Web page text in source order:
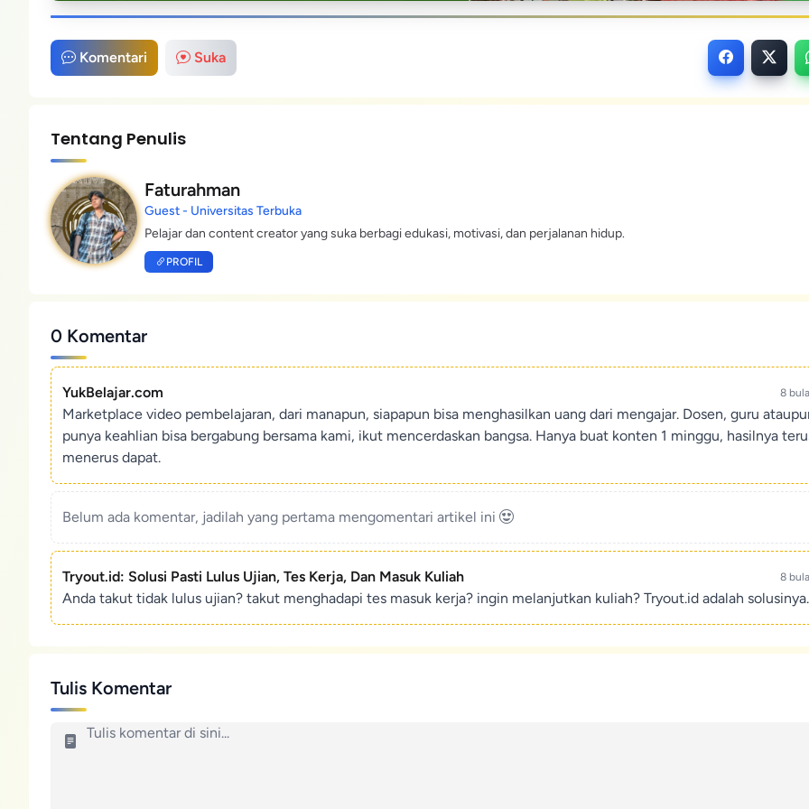
Komentari Suka
Tentang Penulis
Faturahman
Guest - Universitas Terbuka
Pelajar dan content creator yang suka berbagi edukasi, motivasi, dan perjalanan hidup.
PROFIL
0 Komentar
YukBelajar.com 8
Marketplace video pembelajaran, dari manapun, siapapun bisa menghasilkan uang dari mengajar. Dosen, guru
punya keahlian bisa bergabung bersama kami, ikut mencerdaskan bangsa. Hanya buat konten 1 minggu, hasilnya
menerus dapat.
Belum ada komentar, jadilah yang pertama mengomentari artikel ini
Tryout.id: Solusi Pasti Lulus Ujian, Tes Kerja, Dan Masuk Kuliah 8
Anda takut tidak lulus ujian? takut menghadapi tes masuk kerja? ingin melanjutkan kuliah? Tryout.id adalah solusinya.
Tulis Komentar